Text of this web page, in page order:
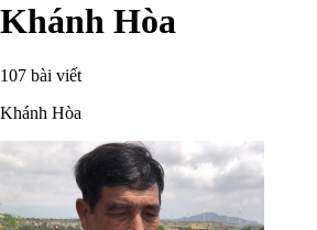
Khánh Hòa
107 bài viết
Khánh Hòa